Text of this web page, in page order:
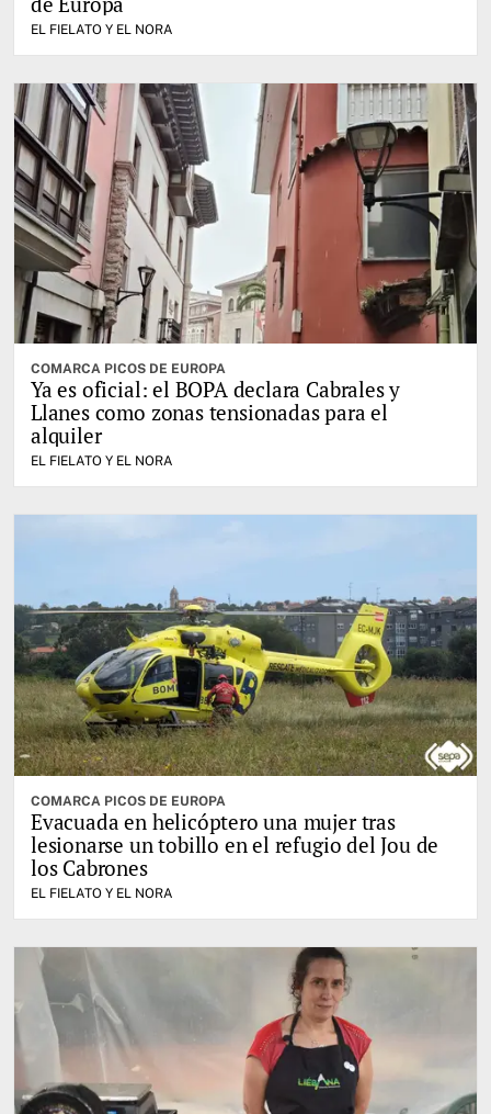
EL FIELATO Y EL NORA
COMARCA PICOS DE EUROPA
Ya es oficial: el BOPA declara Cabrales y
Llanes como zonas tensionadas para el
alquiler
EL FIELATO Y EL NORA
COMARCA PICOS DE EUROPA
Evacuada en helicóptero una mujer tras
lesionarse un tobillo en el refugio del Jou de
los Cabrones
EL FIELATO Y EL NORA